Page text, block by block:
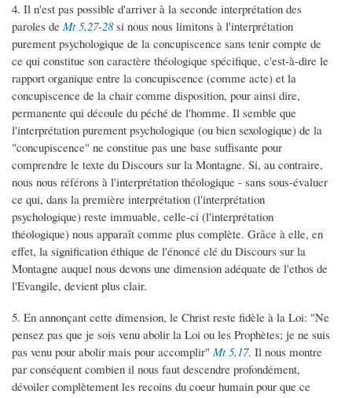
4. Il n'est pas possible d'arriver à la seconde interprétation des
paroles de Mt 5,27-28si nous nous limitons à l'interprétation
purement psychologique de la concupiscence sans tenir compte de
ce qui constitue son caractère théologique spécifique, c'est-à-dire le
rapport organique entre la concupiscence (comme acte) et la
concupiscence de la chair comme disposition, pour ainsi dire,
permanente qui découle du péché de l'homme. Il semble que
l'interprétation purement psychologique (ou bien sexologique) de la
"concupiscence" ne constitue pas une base suffisante pour
comprendre le texte du Discours sur la Montagne. Si, au contraire,
nous nous référons à l'interprétation théologique - sans sous-évaluer
ce qui, dans la première interprétation (l'interprétation
psychologique) reste immuable, celle-ci (l'interprétation
théologique) nous apparaît comme plus complète. Grâce à elle, en
effet, la signification éthique de l'énoncé clé du Discours sur la
Montagne auquel nous devons une dimension adéquate de l'ethos de
l'Evangile, devient plus clair.
5. En annonçant cette dimension, le Christ reste fidèle à la Loi: "Ne
pensez pas que je sois venu abolir la Loi ou les Prophètes; je ne suis
pas venu pour abolir mais pour accomplir" Mt 5,17. Il nous montre
par conséquent combien il nous faut descendre profondément,
dévoiler complètement les recoins du coeur humain pour que ce